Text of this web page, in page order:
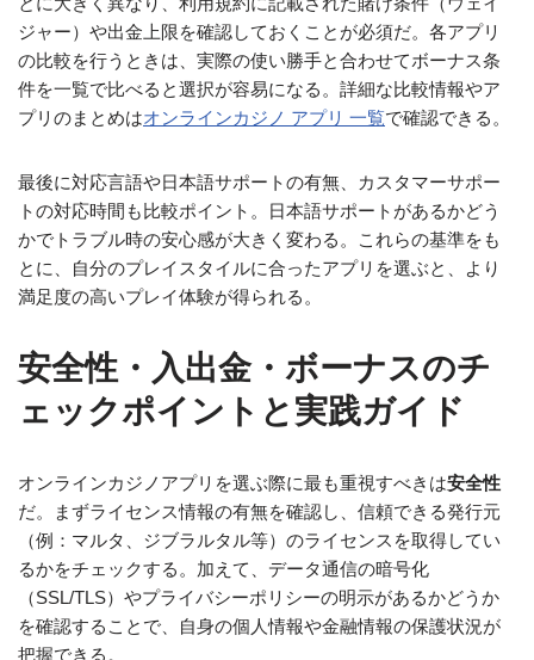
ジャー）や出金上限を確認しておくことが必須だ。各アプリ
の比較を行うときは、実際の使い勝手と合わせてボーナス条
件を一覧で比べると選択が容易になる。詳細な比較情報やア
プリのまとめはオンラインカジノ アプリ 一覧で確認できる。
最後に対応言語や日本語サポートの有無、カスタマーサポー
トの対応時間も比較ポイント。日本語サポートがあるかどう
かでトラブル時の安心感が大きく変わる。これらの基準をも
とに、自分のプレイスタイルに合ったアプリを選ぶと、より
満足度の高いプレイ体験が得られる。
安全性・入出金・ボーナスのチ
ェックポイントと実践ガイド
オンラインカジノアプリを選ぶ際に最も重視すべきは安全性
だ。まずライセンス情報の有無を確認し、信頼できる発行元
（例：マルタ、ジブラルタル等）のライセンスを取得してい
るかをチェックする。加えて、データ通信の暗号化
（SSL/TLS）やプライバシーポリシーの明示があるかどうか
を確認することで、自身の個人情報や金融情報の保護状況が
把握できる。